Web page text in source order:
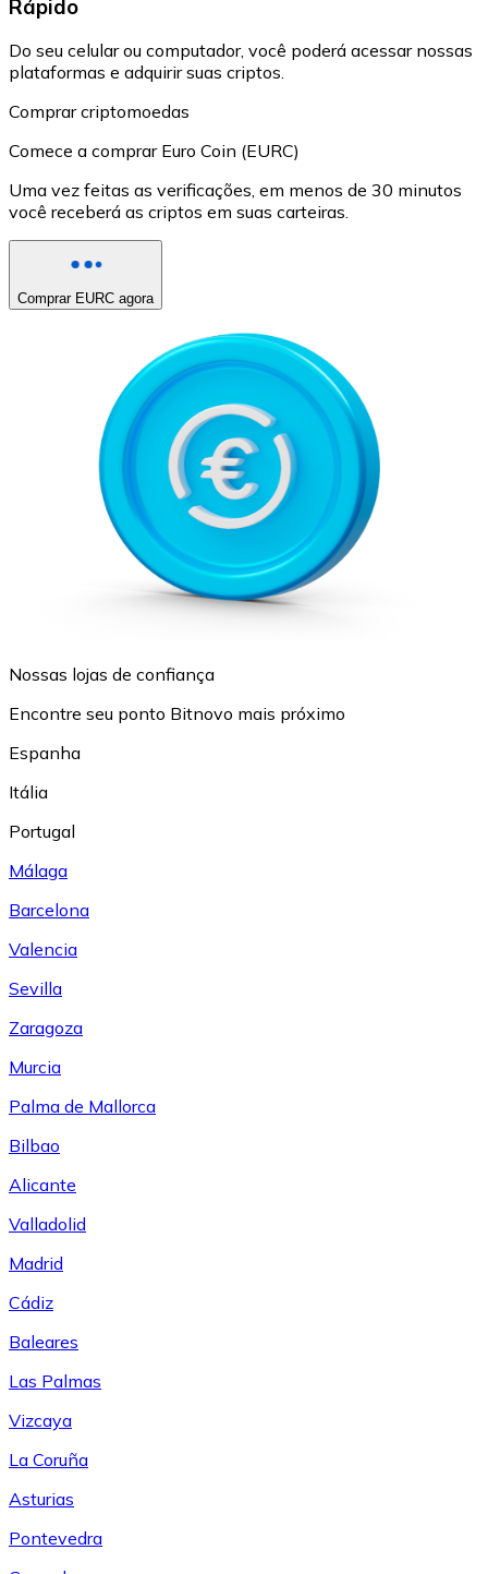
Rápido
Do seu celular ou computador, você poderá acessar nossas
plataformas e adquirir suas criptos.
Comprar criptomoedas
Comece a comprar Euro Coin (EURC)
Uma vez feitas as verificações, em menos de 30 minutos
você receberá as criptos em suas carteiras.
Comprar EURC agora
Nossas lojas de confiança
Encontre seu ponto Bitnovo mais próximo
Espanha
Itália
Portugal
Málaga
Barcelona
Valencia
Sevilla
Zaragoza
Murcia
Palma de Mallorca
Bilbao
Alicante
Valladolid
Madrid
Cádiz
Baleares
Las Palmas
Vizcaya
La Coruña
Asturias
Pontevedra